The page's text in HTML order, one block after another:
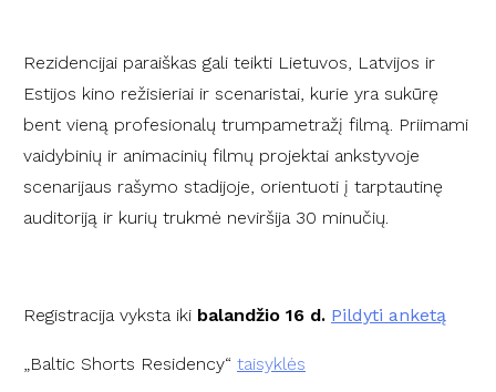
Rezidencijai paraiškas gali teikti Lietuvos, Latvijos ir
Estijos kino režisieriai ir scenaristai, kurie yra sukūrę
bent vieną profesionalų trumpametražį filmą. Priimami
vaidybinių ir animacinių filmų projektai ankstyvoje
scenarijaus rašymo stadijoje, orientuoti į tarptautinę
auditoriją ir kurių trukmė neviršija 30 minučių.
Registracija vyksta iki balandžio 16 d. Pildyti anketą
„Baltic Shorts Residency“ taisyklės